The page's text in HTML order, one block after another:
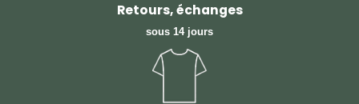
Retours, échanges
sous 14 jours